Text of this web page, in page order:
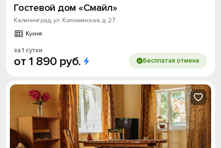
Гостевой дом «Смайл»
Калининград, ул. Коломенская, д. 27
Кухня
за 1 сутки
от 1 890 руб. Бесплатая отмена